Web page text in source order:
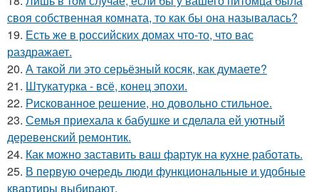
своя собственная комната, то как бы она называлась?
19. Есть же в российских домах что-то, что вас
раздражает.
20. А такой ли это серьёзный косяк, как думаете?
21. Штукатурка - всё, конец эпохи.
22. Рискованное решение, но довольно стильное.
23. Семья приехала к бабушке и сделала ей уютный
деревенский ремонтик.
24. Как можно заставить ваш фартук на кухне работать.
25. В первую очередь люди функциональные и удобные
квартиры выбирают.